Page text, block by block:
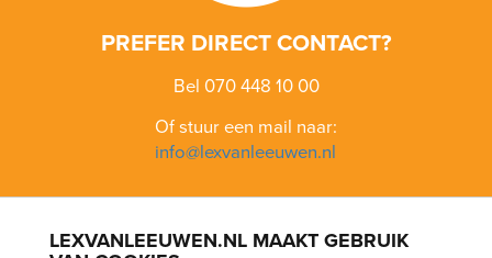
LEXVANLEEUWEN.NL MAAKT GEBRUIK
PREFER DIRECT CONTACT?
Bel 070 448 10 00
Of stuur een mail naar:
info@lexvanleeuwen.nl
BLOEMENBUURT BOHEMEN BOMENBUURT KIJKDUIN